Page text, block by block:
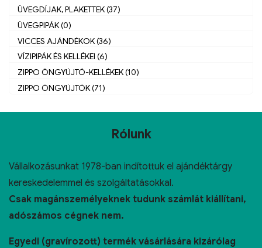
ÜVEGDÍJAK, PLAKETTEK (37)
ÜVEGPIPÁK (0)
VICCES AJÁNDÉKOK (36)
VÍZIPIPÁK ÉS KELLÉKEI (6)
ZIPPO ÖNGYÚJTÓ-KELLÉKEK (10)
ZIPPO ÖNGYÚJTÓK (71)
Rólunk
Vállalkozásunkat 1978-ban indítottuk el ajándéktárgy
kereskedelemmel és szolgáltatásokkal.
Csak magánszemélyeknek tudunk számlát kiállítani,
adószámos cégnek nem.
Egyedi (gravírozott) termék vásárlására kizárólag